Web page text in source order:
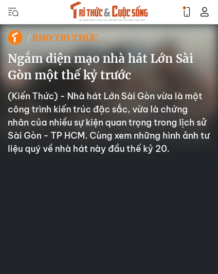
KHO TRI THỨC
Ngắm diện mạo nhà hát Lớn Sài
Gòn một thế kỷ trước
(Kiến Thức) - Nhà hát Lớn Sài Gòn vừa là một
công trình kiến trúc đặc sắc, vừa là chứng
nhân của nhiều sự kiện quan trọng trong lịch sử
Sài Gòn - TP HCM. Cùng xem những hình ảnh tư
liệu quý về nhà hát này đầu thế kỷ 20.